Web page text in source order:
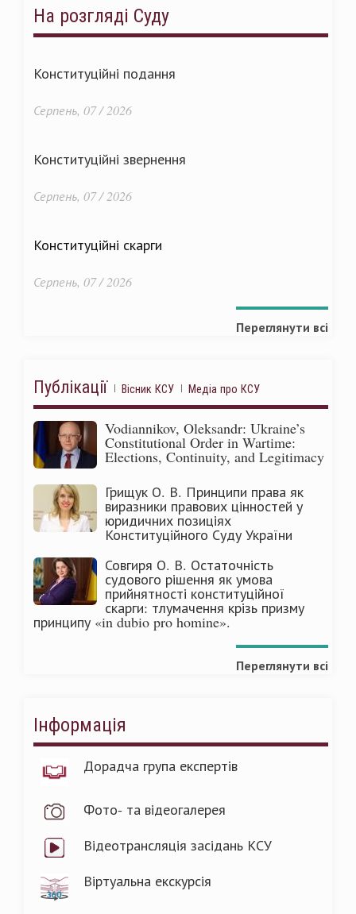
На розгляді Суду
Конституційні подання
Серпень, 07 / 2026
Конституційні звернення
Серпень, 07 / 2026
Конституційні скарги
Серпень, 07 / 2026
Переглянути всі
Публікації Вісник КСУ Медіа про КСУ
Vodiannikov, Oleksandr: Ukraine’s
Constitutional Order in Wartime:
Elections, Continuity, and Legitimacy
Грищук О. В. Принципи права як
виразники правових цінностей у
юридичних позиціях
Конституційного Суду України
Совгиря О. В. Остаточність
судового рішення як умова
прийнятності конституційної
скарги: тлумачення крізь призму
принципу «in dubio pro homine».
Переглянути всі
Інформація
Дорадча група експертів
Фото- та відеогалерея
Відеотрансляція засідань КСУ
Віртуальна екскурсія